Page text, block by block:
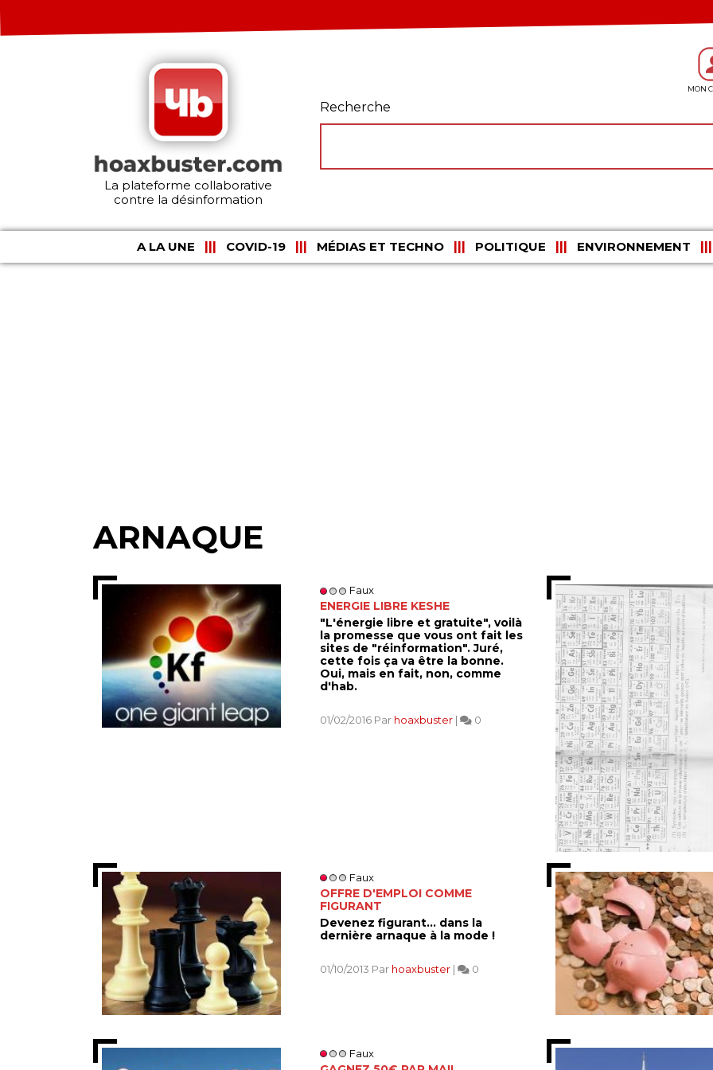
La plateforme collaborative
contre la désinformation
Recherche
A LA UNE COVID-19 MÉDIAS ET TECHNO POLITIQUE ENVIRONNEMENT
ARNAQUE
Faux
ENERGIE LIBRE KESHE
"L'énergie libre et gratuite", voilà
la promesse que vous ont fait les
sites de "réinformation". Juré,
cette fois ça va être la bonne.
Oui, mais en fait, non, comme
d'hab.
01/02/2016 Par hoaxbuster | 0
Faux
OFFRE D'EMPLOI COMME
FIGURANT
Devenez figurant... dans la
dernière arnaque à la mode !
01/10/2013 Par hoaxbuster | 0
Faux